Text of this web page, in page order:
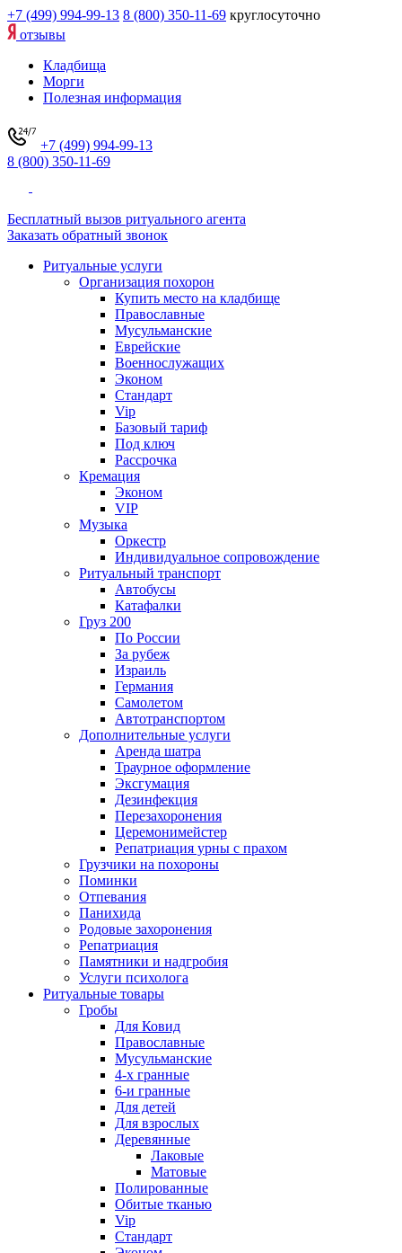
+7 (499) 994-99-13 8 (800) 350-11-69 круглосуточно
отзывы
Кладбища
Морги
Полезная информация
+7 (499) 994-99-13
8 (800) 350-11-69
Бесплатный вызов ритуального агента
Заказать обратный звонок
Ритуальные услуги
Организация похорон
Купить место на кладбище
Православные
Мусульманские
Еврейские
Военнослужащих
Эконом
Стандарт
Vip
Базовый тариф
Под ключ
Рассрочка
Кремация
Эконом
VIP
Музыка
Оркестр
Индивидуальное сопровождение
Ритуальный транспорт
Автобусы
Катафалки
Груз 200
По России
За рубеж
Израиль
Германия
Самолетом
Автотранспортом
Дополнительные услуги
Аренда шатра
Траурное оформление
Эксгумация
Дезинфекция
Перезахоронения
Церемонимейстер
Репатриация урны с прахом
Грузчики на похороны
Поминки
Отпевания
Панихида
Родовые захоронения
Репатриация
Памятники и надгробия
Услуги психолога
Ритуальные товары
Гробы
Для Ковид
Православные
Мусульманские
4-х гранные
6-и гранные
Для детей
Для взрослых
Деревянные
Лаковые
Матовые
Полированные
Обитые тканью
Vip
Стандарт